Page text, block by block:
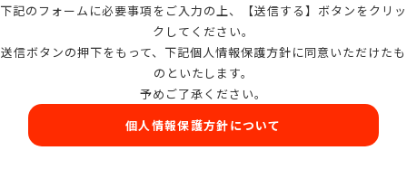
下記のフォームに必要事項をご入力の上、【送信する】ボタンをクリッ
クしてください。
送信ボタンの押下をもって、下記個人情報保護方針に同意いただけたも
のといたします。
予めご了承ください。
個人情報保護方針について